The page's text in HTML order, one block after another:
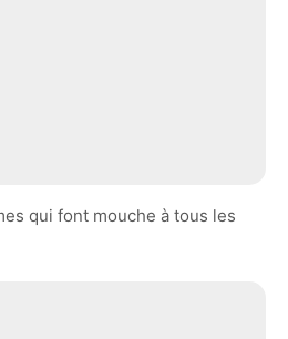
qui font mouche à tous les